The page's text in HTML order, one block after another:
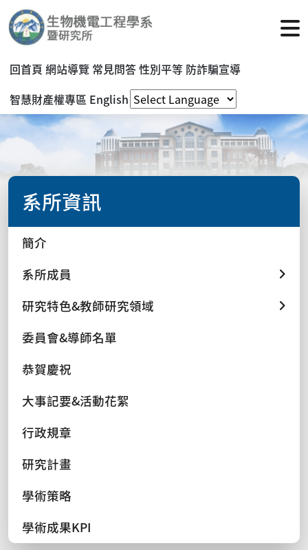
回首頁 網站導覽 常見問答性別平等 防詐騙宣導
智慧財產權專區 English
系所資訊
簡介
系所成員
研究特色&教師研究領域
委員會&導師名單
恭賀慶祝
大事記要&活動花絮
行政規章
研究計畫
學術策略
學術成果KPI